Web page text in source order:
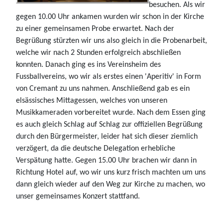
besuchen. Als wir
gegen 10.00 Uhr ankamen wurden wir schon in der Kirche
zu einer gemeinsamen Probe erwartet. Nach der
Begrüßung stürzten wir uns also gleich in die Probenarbeit,
welche wir nach 2 Stunden erfolgreich abschließen
konnten. Danach ging es ins Vereinsheim des
Fussballvereins, wo wir als erstes einen 'Aperitiv' in Form
von Cremant zu uns nahmen. Anschließend gab es ein
elsässisches Mittagessen, welches von unseren
Musikkameraden vorbereitet wurde. Nach dem Essen ging
es auch gleich Schlag auf Schlag zur offiziellen Begrüßung
durch den Bürgermeister, leider hat sich dieser ziemlich
verzögert, da die deutsche Delegation erhebliche
Verspätung hatte. Gegen 15.00 Uhr brachen wir dann in
Richtung Hotel auf, wo wir uns kurz frisch machten um uns
dann gleich wieder auf den Weg zur Kirche zu machen, wo
unser gemeinsames Konzert stattfand.